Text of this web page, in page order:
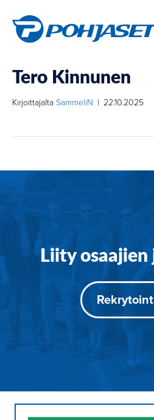
Tero Kinnunen
Kirjoittajalta SammeliN | 22.10.2025
Liity osaajien